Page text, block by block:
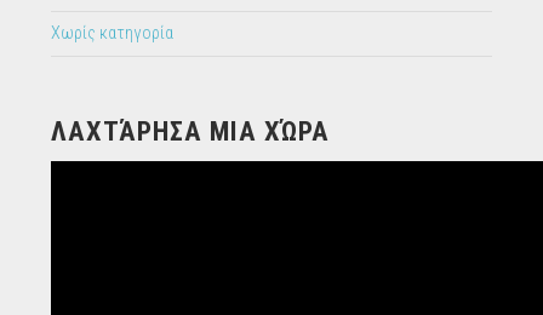
Χωρίς κατηγορία
ΛΑΧΤΆΡΗΣΑ ΜΙΑ ΧΏΡΑ